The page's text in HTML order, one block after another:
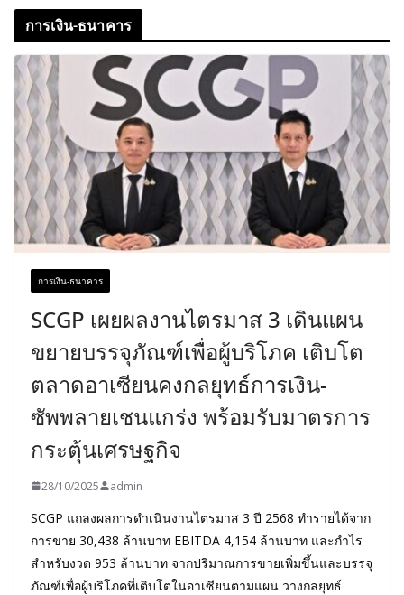
การเงิน-ธนาคาร
การเงิน-ธนาคาร
SCGP เผยผลงานไตรมาส 3 เดินแผน
ขยายบรรจุภัณฑ์เพื่อผู้บริโภค เติบโต
ตลาดอาเซียนคงกลยุทธ์การเงิน-
ซัพพลายเชนแกร่ง พร้อมรับมาตรการ
กระตุ้นเศรษฐกิจ
28/10/2025 admin
SCGP แถลงผลการดำเนินงานไตรมาส 3 ปี 2568 ทำรายได้จาก
การขาย 30,438 ล้านบาท EBITDA 4,154 ล้านบาท และกำไร
สำหรับงวด 953 ล้านบาท จากปริมาณการขายเพิ่มขึ้นและบรรจุ
ภัณฑ์เพื่อผู้บริโภคที่เติบโตในอาเซียนตามแผน วางกลยุทธ์